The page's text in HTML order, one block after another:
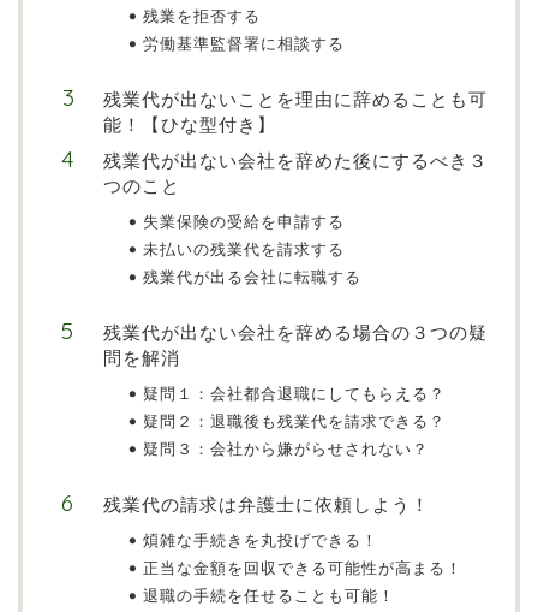
残業を拒否する
労働基準監督署に相談する
残業代が出ないことを理由に辞めることも可
能！【ひな型付き】
残業代が出ない会社を辞めた後にするべき３
つのこと
失業保険の受給を申請する
未払いの残業代を請求する
残業代が出る会社に転職する
残業代が出ない会社を辞める場合の３つの疑
問を解消
疑問１：会社都合退職にしてもらえる？
疑問２：退職後も残業代を請求できる？
疑問３：会社から嫌がらせされない？
残業代の請求は弁護士に依頼しよう！
煩雑な手続きを丸投げできる！
正当な金額を回収できる可能性が高まる！
退職の手続を任せることも可能！